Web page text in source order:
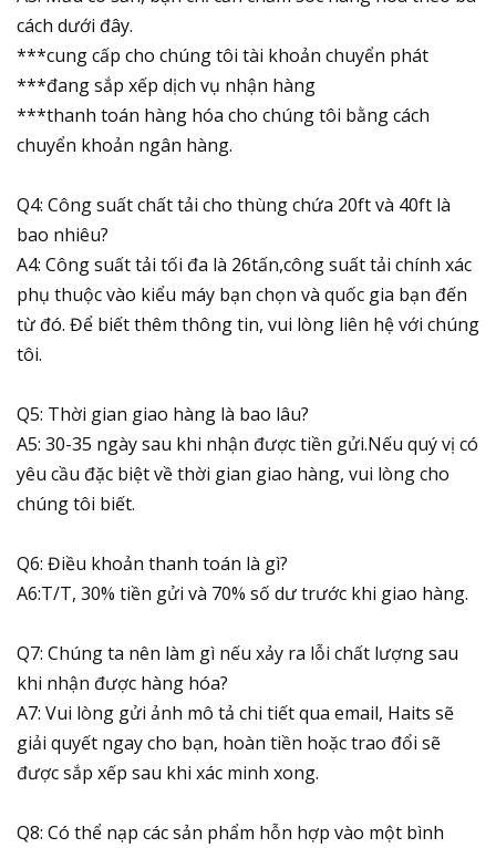
cách dưới đây.
***cung cấp cho chúng tôi tài khoản chuyển phát
***đang sắp xếp dịch vụ nhận hàng
***thanh toán hàng hóa cho chúng tôi bằng cách
chuyển khoản ngân hàng.
Q4: Công suất chất tải cho thùng chứa 20ft và 40ft là
bao nhiêu?
A4: Công suất tải tối đa là 26tấn,công suất tải chính xác
phụ thuộc vào kiểu máy bạn chọn và quốc gia bạn đến
từ đó. Để biết thêm thông tin, vui lòng liên hệ với chúng
tôi.
Q5: Thời gian giao hàng là bao lâu?
A5: 30-35 ngày sau khi nhận được tiền gửi.Nếu quý vị có
yêu cầu đặc biệt về thời gian giao hàng, vui lòng cho
chúng tôi biết.
Q6: Điều khoản thanh toán là gì?
A6:T/T, 30% tiền gửi và 70% số dư trước khi giao hàng.
Q7: Chúng ta nên làm gì nếu xảy ra lỗi chất lượng sau
khi nhận được hàng hóa?
A7: Vui lòng gửi ảnh mô tả chi tiết qua email, Haits sẽ
giải quyết ngay cho bạn, hoàn tiền hoặc trao đổi sẽ
được sắp xếp sau khi xác minh xong.
Q8: Có thể nạp các sản phẩm hỗn hợp vào một bình